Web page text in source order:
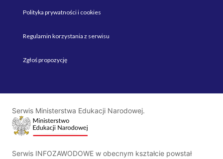
Polityka prywatności i cookies
Regulamin korzystania z serwisu
Zgłoś propozycję
Serwis Ministerstwa Edukacji Narodowej.
Serwis INFOZAWODOWE w obecnym kształcie powstał